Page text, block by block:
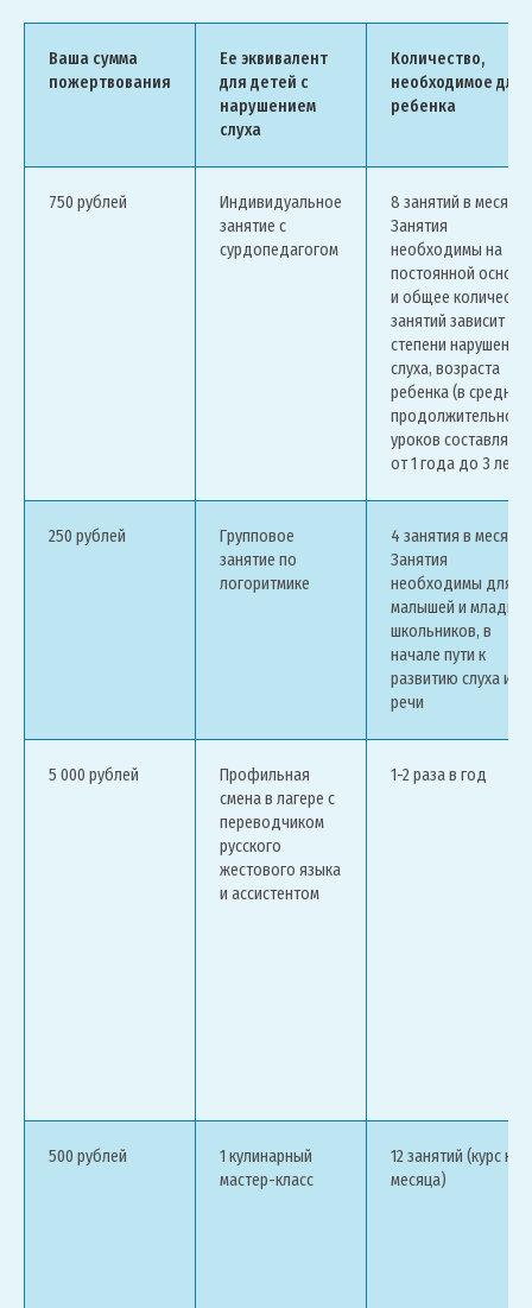
Ваша сумма
пожертвования
Ее эквивалент
для детей с
нарушением
слуха
Количество,
необходимое для
ребенка
750 рублей
Индивидуальное
занятие с
сурдопедагогом
8 занятий в месяц.
Занятия
необходимы на
постоянной основе
и общее
занятий зависит от
степени нарушения
слуха, возраста
ребенка (в среднем
уроков составляет
от 1 года до 3 лет)
250 рублей
Групповое
занятие по
логоритмике
4 занятия в месяц.
Занятия
необходимы для
малышей и младших
школьников, в
начале пути к
развитию слуха и
речи
5 000 рублей
Профильная
смена в лагере с
переводчиком
русского
жестового языка
и ассистентом
1-2 раза в год
500 рублей
1 кулинарный
мастер-класс
12 занятий (курс на 3
месяца)